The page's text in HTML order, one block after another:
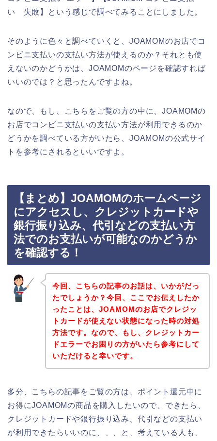
い 失敗】という感じで調べてみることにしました。
そのように色々と調べていくと、JOAMOMのお店でコ
ンビニ支払いの支払い方法が使えるのか？それとも使
えないのかどうかは、JOAMOMのページを確認すれば
いいのでは？と思ったんですよね。
なので、もし、こちらをご覧の方の中に、JOAMOMの
お店でコンビニ支払いの支払い方法が利用できるのか
どうかを調べている方がいたら、JOAMOMの公式サイ
トを参考にされるといいですよ。
【まとめ】JOAMOMのホームページ
にアクセスし、クレジットカードや
銀行振り込み、代引などの支払い方
法でのお支払いが可能なのかどうか
を確認する！
今回、こちらの記事のお話は、いかがだっ
たでしょうか？今回、ここでお伝えしたか
ったことは、JOAMOMのお店でクレジッ
トカードが使えない状態になった時の対処
方法です。なので、もし、クレジットカー
ドエラーでお困りの方がいたら参考にして
いただけると幸いです。
多分、こちらの記事をご覧の方は、ポイント還元中に
お得にJOAMOMの商品を購入したいので、できたら、
クレジットカードや銀行振り込み、代引などの支払い
が利用できたらいいのに、、、と、考えている人も、